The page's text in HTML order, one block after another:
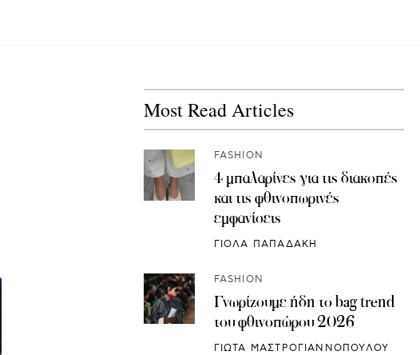
Most Read Articles
FASHION
4 μπαλαρίνες για τις διακοπές
και τις φθινοπωρινές
εμφανίσεις
ΓΙΟΛΑ ΠΑΠΑΔΑΚΗ
FASHION
Γνωρίζουμε ήδη το bag trend
του φθινοπώρου 2026
ΓΙΩΤΑ ΜΑΣΤΡΟΓΙΑΝΝΟΠΟΥΛΟΥ